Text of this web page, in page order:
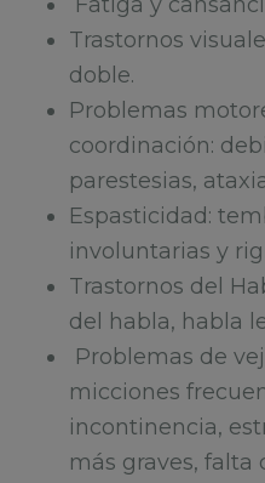
Trastornos
doble.
Problemas
coordinación:
parestesias,
Espasticidad:
involuntarias y
Trastornos del
del habla, habla
Problemas de
micciones
incontinencia,
más graves, falta